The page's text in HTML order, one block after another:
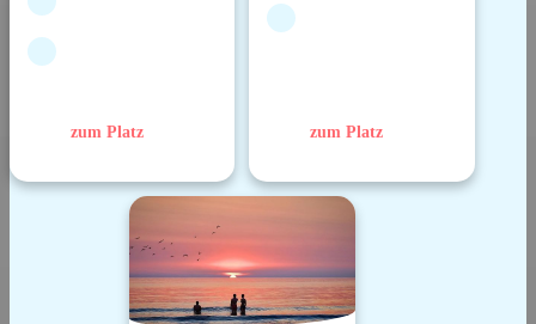
zum Platz zum Platz